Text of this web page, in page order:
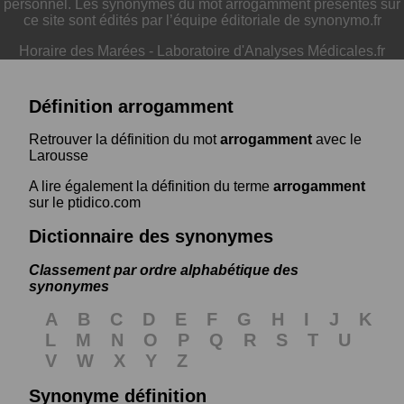
personnel. Les synonymes du mot arrogamment présentés sur
ce site sont édités par l’équipe éditoriale de synonymo.fr
Horaire des Marées - Laboratoire d'Analyses Médicales.fr
Définition arrogamment
Retrouver la définition du motarrogamment avec le
Larousse
A lire également la définition du terme arrogamment
sur le ptidico.com
Dictionnaire des synonymes
Classement par ordre alphabétique des
synonymes
A B C D E F G H I J
K
L
M N O P Q R S T
U
V
W X Y
Z
Synonyme définition